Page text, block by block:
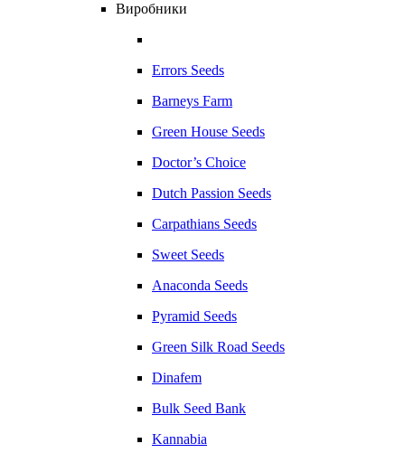
Виробники
Errors Seeds
Barneys Farm
Green House Seeds
Doctor’s Choice
Dutch Passion Seeds
Carpathians Seeds
Sweet Seeds
Anaconda Seeds
Pyramid Seeds
Green Silk Road Seeds
Dinafem
Bulk Seed Bank
Kannabia